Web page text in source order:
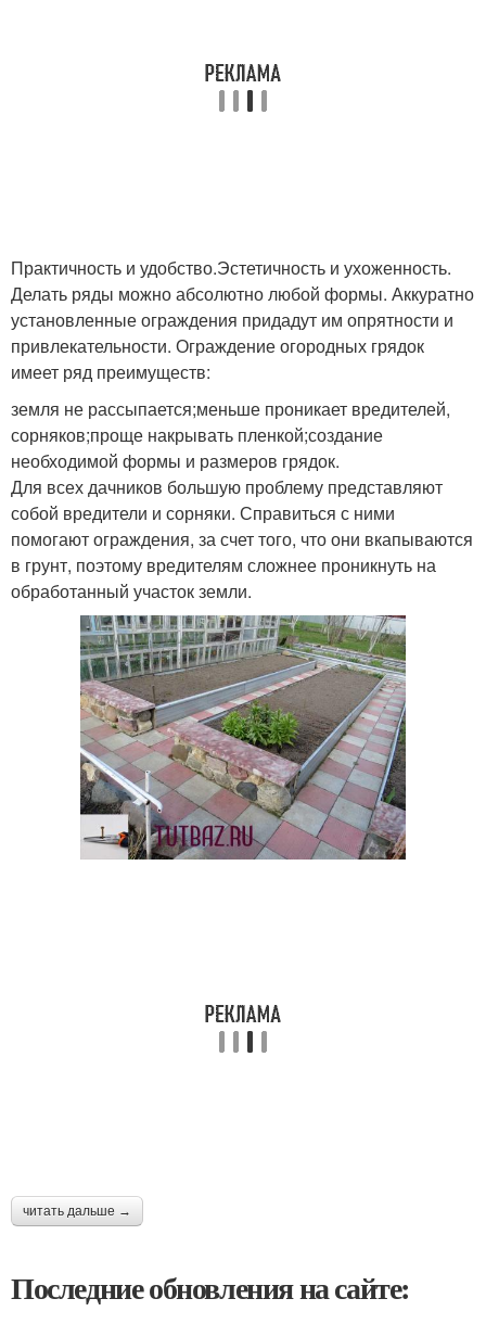
Практичность и удобство.Эстетичность и ухоженность.
Делать ряды можно абсолютно любой формы. Аккуратно
установленные ограждения придадут им опрятности и
привлекательности. Ограждение огородных грядок
имеет ряд преимуществ:
земля не рассыпается;меньше проникает вредителей,
сорняков;проще накрывать пленкой;создание
необходимой формы и размеров грядок.
Для всех дачников большую проблему представляют
собой вредители и сорняки. Справиться с ними
помогают ограждения, за счет того, что они вкапываются
в грунт, поэтому вредителям сложнее проникнуть на
обработанный участок земли.
читать дальше →
Последние обновления на сайте: